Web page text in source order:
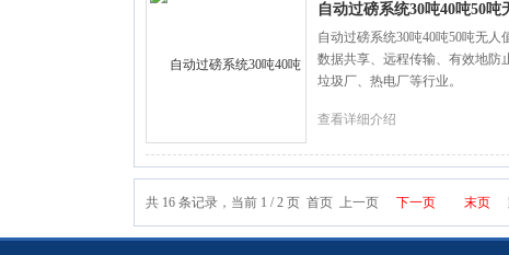
自动过磅系统30吨40吨50吨
自动过磅系统30吨40吨50吨无
数据共享、远程传输、有效地防
垃圾厂、热电厂等行业。
查看详细介绍
共 16 条记录，当前 1 / 2 页 首页 上一页 下一页 末页